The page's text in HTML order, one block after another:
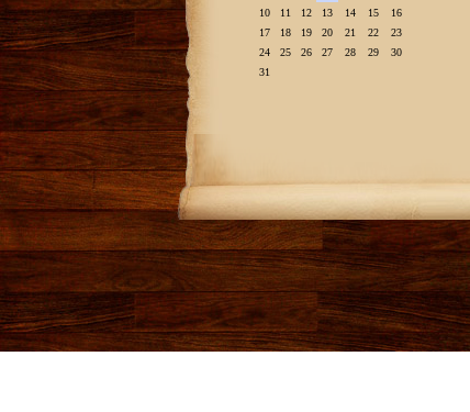
10
11 12 13 14 15
16
17
18 19 20 21 22
23
24
25 26 27 28 29
30
31